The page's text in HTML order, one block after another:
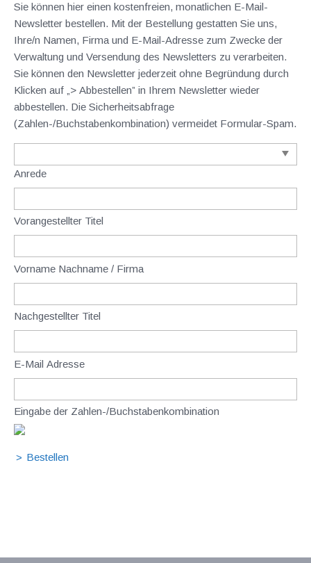
Sie können hier einen kostenfreien, monatlichen E-Mail-
Newsletter bestellen. Mit der Bestellung gestatten Sie uns,
Ihre/n Namen, Firma und E-Mail-Adresse zum Zwecke der
Verwaltung und Versendung des Newsletters zu verarbeiten.
Sie können den Newsletter jederzeit ohne Begründung durch
Klicken auf „> Abbestellen” in Ihrem Newsletter wieder
abbestellen. Die Sicherheitsabfrage
(Zahlen-/Buchstabenkombination) vermeidet Formular-Spam.
Anrede
Vorangestellter Titel
Vorname Nachname / Firma
Nachgestellter Titel
E-Mail Adresse
Eingabe der Zahlen-/Buchstabenkombination